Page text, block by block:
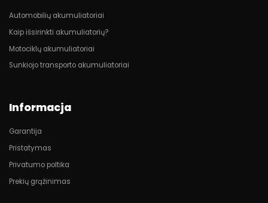
Automobilių akumuliatoriai
Kaip išsirinkti akumuliatorių?
Motociklų akumuliatoriai
Sunkiojo transporto akumuliatoriai
Informacja
Garantija
Pristatymas
Privatumo poltika
Prekių grąžinimas